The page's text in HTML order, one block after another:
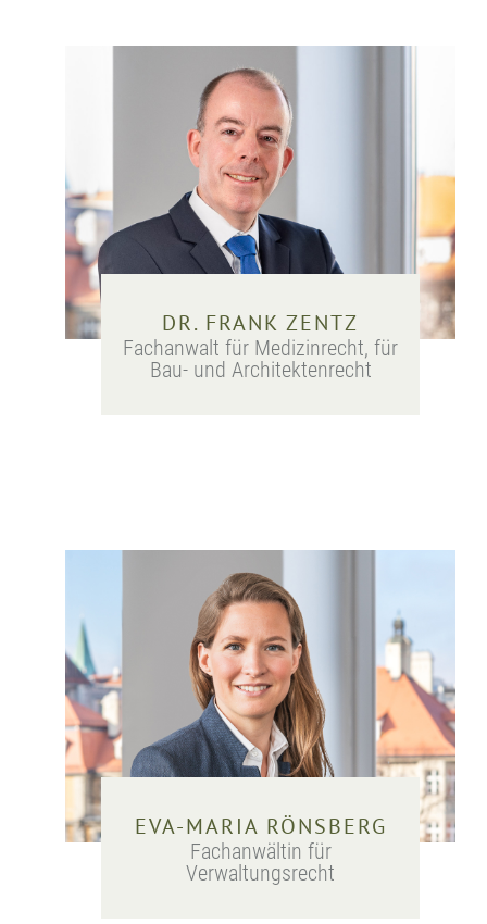
DR. FRANK ZENTZ
Fachanwalt für Medizinrecht, für
Bau- und Architektenrecht
EVA-MARIA RÖNSBERG
Fachanwältin für
Verwaltungsrecht